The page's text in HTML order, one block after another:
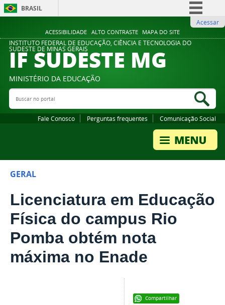
ACESSIBILIDADE ALTO CONTRASTE MAPA DO SITE
BRASIL
Comunica BR
Participe
Legislação
Acessar
INSTITUTO FEDERAL DE EDUCAÇÃO, CIÊNCIA E TECNOLOGIA DO
SUDESTE DE MINAS GERAIS
IF SUDESTE MG
MINISTÉRIO DA EDUCAÇÃO
Buscar no portal
Fale Conosco Perguntas frequentes Comunicação Social
GERAL
Licenciatura em Educação
Física do campus Rio
Pomba obtém nota
máxima no Enade
Compartilhar